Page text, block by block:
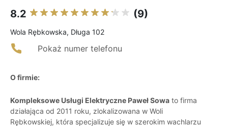
8.2 (9)
Wola Rębkowska, Długa 102
Pokaż numer telefonu
O firmie:
Kompleksowe Usługi Elektryczne Paweł Sowa to firma
działająca od 2011 roku, zlokalizowana w Woli
Rębkowskiej, która specjalizuje się w szerokim wachlarzu